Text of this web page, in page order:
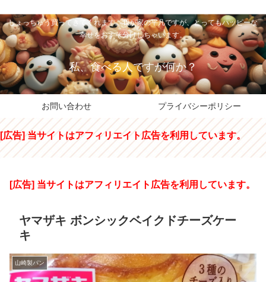
しょっちゅう買ってきてくれます。我が家の平凡ですが、とってもハッピーな
幸せをおすそ分けしちゃいます。
私、食べる人ですが何か？
お問い合わせ プライバシーポリシー
[広告] 当サイトはアフィリエイト広告を利用しています。
[広告] 当サイトはアフィリエイト広告を利用しています。
ヤマザキ ボンシックベイクドチーズケー
キ
山崎製パン